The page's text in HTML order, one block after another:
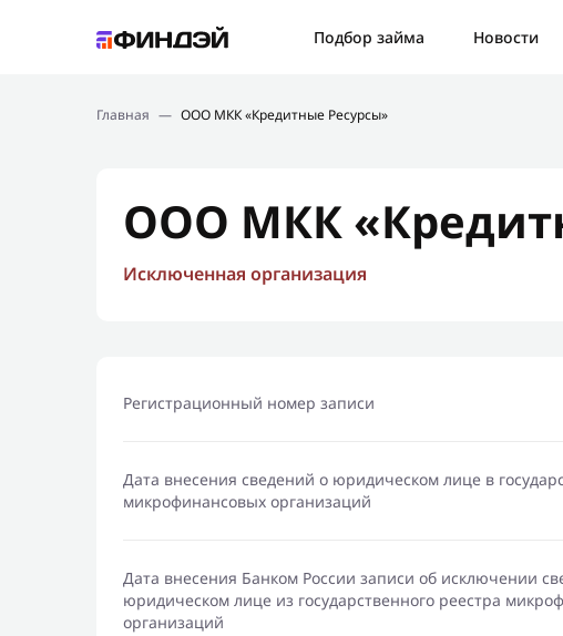
Подбор займа Новости
Новости
Главная — ООО МКК «Кредитные Ресурсы»
ООО МКК
Исключенная организация
Регистрационный номер записи
Дата внесения сведений о юридическом лице в
микрофинансовых организаций
Дата внесения Банком России записи об исключении
юридическом лице из государственного реестра
организаций
Ошибка: